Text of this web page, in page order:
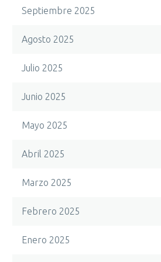
Septiembre 2025
Agosto 2025
Julio 2025
Junio 2025
Mayo 2025
Abril 2025
Marzo 2025
Febrero 2025
Enero 2025